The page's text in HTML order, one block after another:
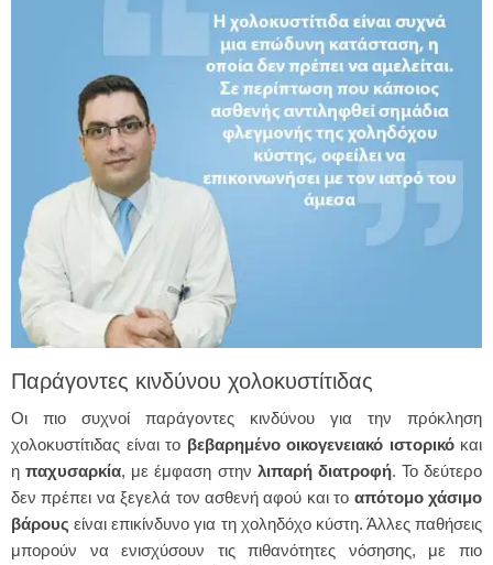
Παράγοντες κινδύνου χολοκυστίτιδας
Οι πιο συχνοί παράγοντες κινδύνου για την πρόκληση
χολοκυστίτιδας είναι το βεβαρημένο οικογενειακό ιστορικόκαι
ηπαχυσαρκία, με έμφαση στην λιπαρή διατροφή. Το δεύτερο
δεν πρέπει να ξεγελά τον ασθενή αφού και το απότομο χάσιμο
βάρους είναι επικίνδυνο για τη χοληδόχο κύστη. Άλλες παθήσεις
μπορούν να ενισχύσουν τις πιθανότητες νόσησης, με πιο